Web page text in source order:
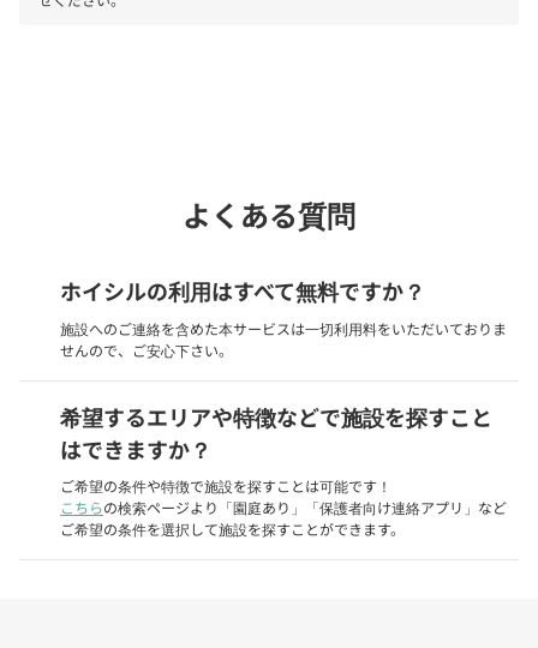
よくある質問
ホイシルの利用はすべて無料ですか？
施設へのご連絡を含めた本サービスは一切利用料をいただいておりま
せんので、ご安心下さい。
希望するエリアや特徴などで施設を探すこと
はできますか？
ご希望の条件や特徴で施設を探すことは可能です！
こちらの検索ページより「園庭あり」「保護者向け連絡アプリ」など
ご希望の条件を選択して施設を探すことができます。